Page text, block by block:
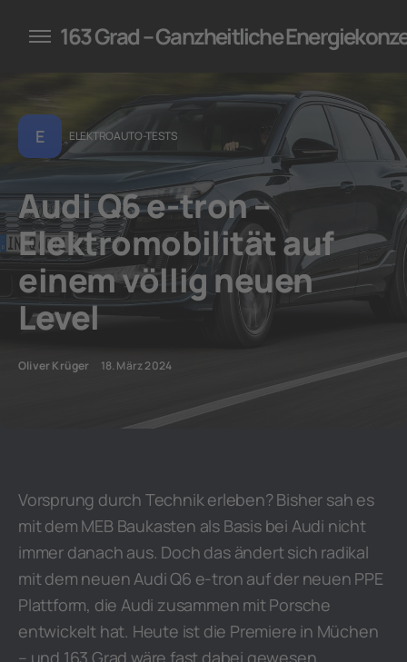
für Unternehmen
163 Grad – Ganzheitliche
E ELEKTROAUTO-TESTS
Audi Q6 e-tron –
Elektromobilität auf
einem völlig neuen
Level
Oliver Krüger 18. März 2024
Vorsprung durch Technik erleben? Bisher sah es
mit dem MEB Baukasten als Basis bei Audi nicht
immer danach aus. Doch das ändert sich radikal
mit dem neuen Audi Q6 e-tron auf der neuen PPE
Plattform, die Audi zusammen mit Porsche
entwickelt hat. Heute ist die Premiere in Müchen
– und 163 Grad wäre fast dabei gewesen.